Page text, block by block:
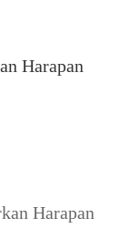
Harapan
Harapan